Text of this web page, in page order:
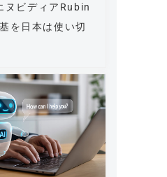
ヌビディアRubin
を日本は使い切